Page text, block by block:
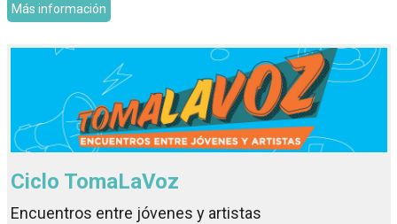
Más información
Ciclo TomaLaVoz
Encuentros entre jóvenes y artistas